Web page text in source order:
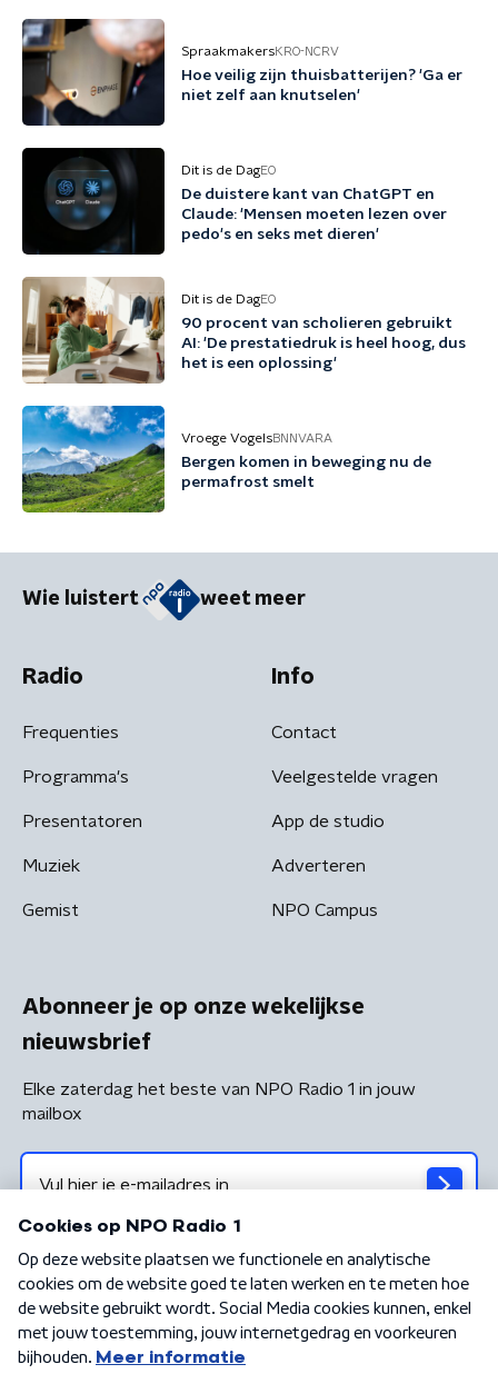
SpraakmakersKRO-NCRV
Hoe veilig zijn thuisbatterijen? 'Ga er
niet zelf aan knutselen'
Dit is de DagEO
De duistere kant van ChatGPT en
Claude: 'Mensen moeten lezen over
pedo's en seks met dieren'
Dit is de DagEO
90 procent van scholieren gebruikt
AI: 'De prestatiedruk is heel hoog, dus
het is een oplossing'
Vroege VogelsBNNVARA
Bergen komen in beweging nu de
permafrost smelt
Wie luistert weet meer
Radio
Frequenties
Programma's
Presentatoren
Muziek
Gemist
Info
Contact
Veelgestelde vragen
App de studio
Adverteren
NPO Campus
Abonneer je op onze wekelijkse
nieuwsbrief
Elke zaterdag het beste van NPO Radio 1 in jouw
mailbox
Algemene voorwaarden